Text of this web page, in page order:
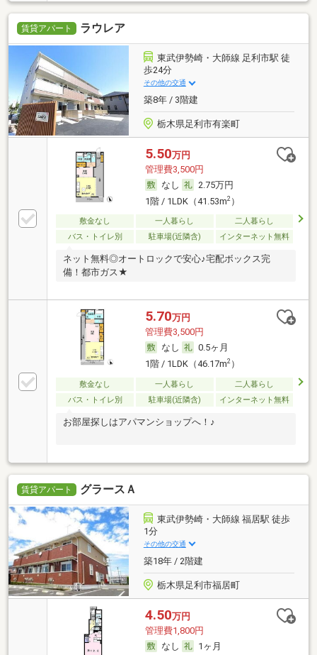
賃貸アパート ラウレア
東武伊勢崎・大師線 足利市駅 徒
歩24分
その他の交通
築8年 / 3階建
栃木県足利市有楽町
5.50万円
管理費3,500円
なし
2.75万円
1階 / 1LDK（41.53m2）
敷金なし 一人暮らし
二人暮らし
バス・トイレ別
駐車場(近隣含) インターネット無料
ネット無料◎オートロックで安心♪宅配ボックス完
備！都市ガス★
5.70万円
管理費3,500円
なし
0.5ヶ月
1階 / 1LDK（46.17m2）
敷金なし 一人暮らし
二人暮らし
バス・トイレ別
駐車場(近隣含) インターネット無料
お部屋探しはアパマンショップへ！♪
賃貸アパート グラースＡ
東武伊勢崎・大師線 福居駅 徒歩
1分
その他の交通
築18年 / 2階建
栃木県足利市福居町
4.50万円
管理費1,800円
なし
1ヶ月